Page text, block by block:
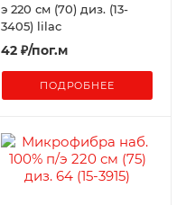
э 220 см (70) диз. (13-
3405) lilac
42₽/пог.м
ПОДРОБНЕЕ